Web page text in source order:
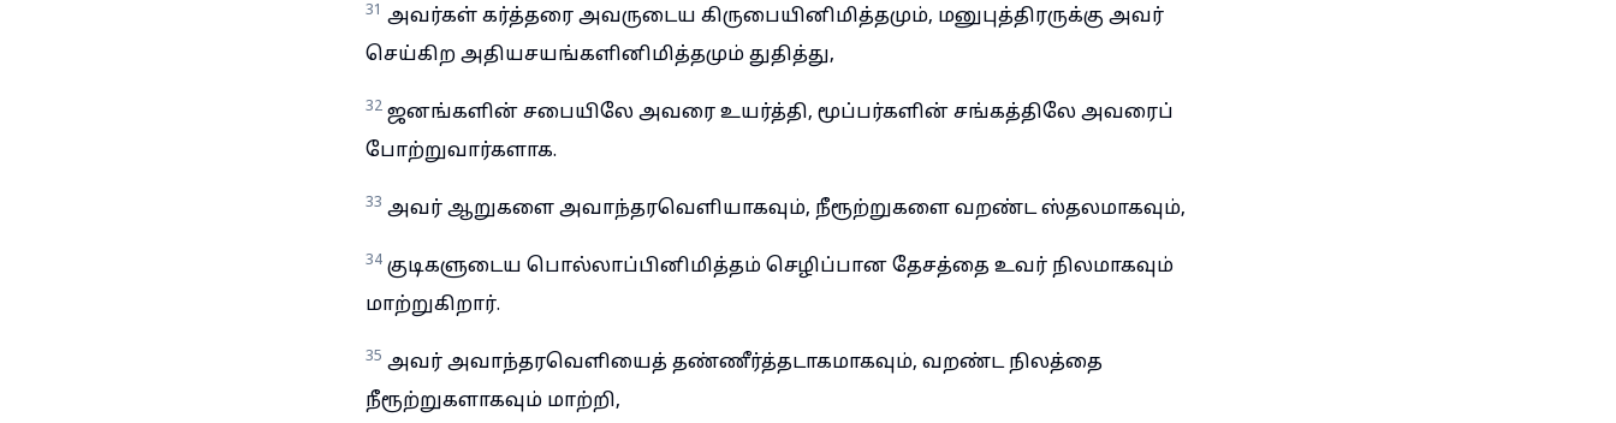
31 அவர்கள் கர்த்தரை அவருடைய கிருபையினிமித்தமும், மனுபுத்திரருக்கு அவர்
செய்கிற அதியசயங்களினிமித்தமும் துதித்து,
32 ஜனங்களின் சபையிலே அவரை உயர்த்தி, மூப்பர்களின் சங்கத்திலே அவரைப்
போற்றுவார்களாக.
33 அவர் ஆறுகளை அவாந்தரவெளியாகவும், நீரூற்றுகளை வறண்ட ஸ்தலமாகவும்,
34 குடிகளுடைய பொல்லாப்பினிமித்தம் செழிப்பான தேசத்தை உவர் நிலமாகவும்
மாற்றுகிறார்.
35 அவர் அவாந்தரவெளியைத் தண்ணீர்த்தடாகமாகவும், வறண்ட நிலத்தை
நீரூற்றுகளாகவும் மாற்றி,